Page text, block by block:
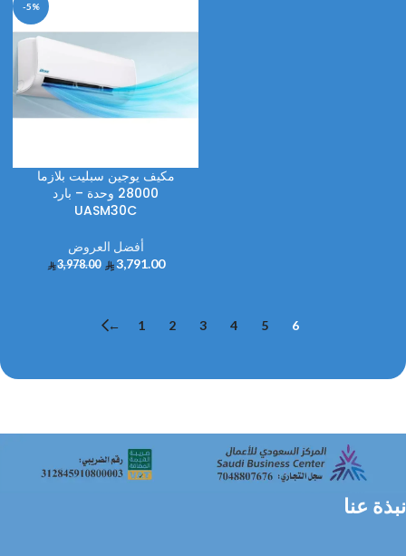
-5%
مكيف يوجين سبليت بلازما
28000 وحدة – بارد
UASM30C
أفضل العروض
3,978.00 3,791.00
← 1 2 3 4 5 6
نبذة عنا